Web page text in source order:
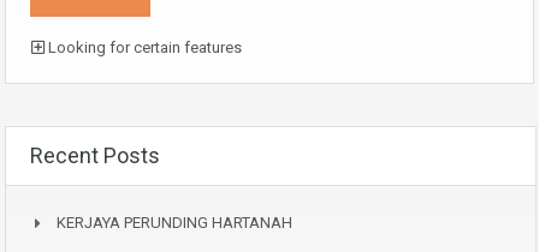
Looking for certain features
Recent Posts
KERJAYA PERUNDING HARTANAH